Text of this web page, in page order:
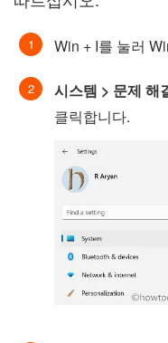
Win + I를 눌러
시스템 > 문제 해
클릭합니다.